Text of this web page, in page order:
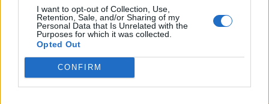
I want to opt-out of Collection, Use,
Retention, Sale, and/or Sharing of my
Personal Data that Is Unrelated with the
Purposes for which it was collected.
Opted Out
CONFIRM